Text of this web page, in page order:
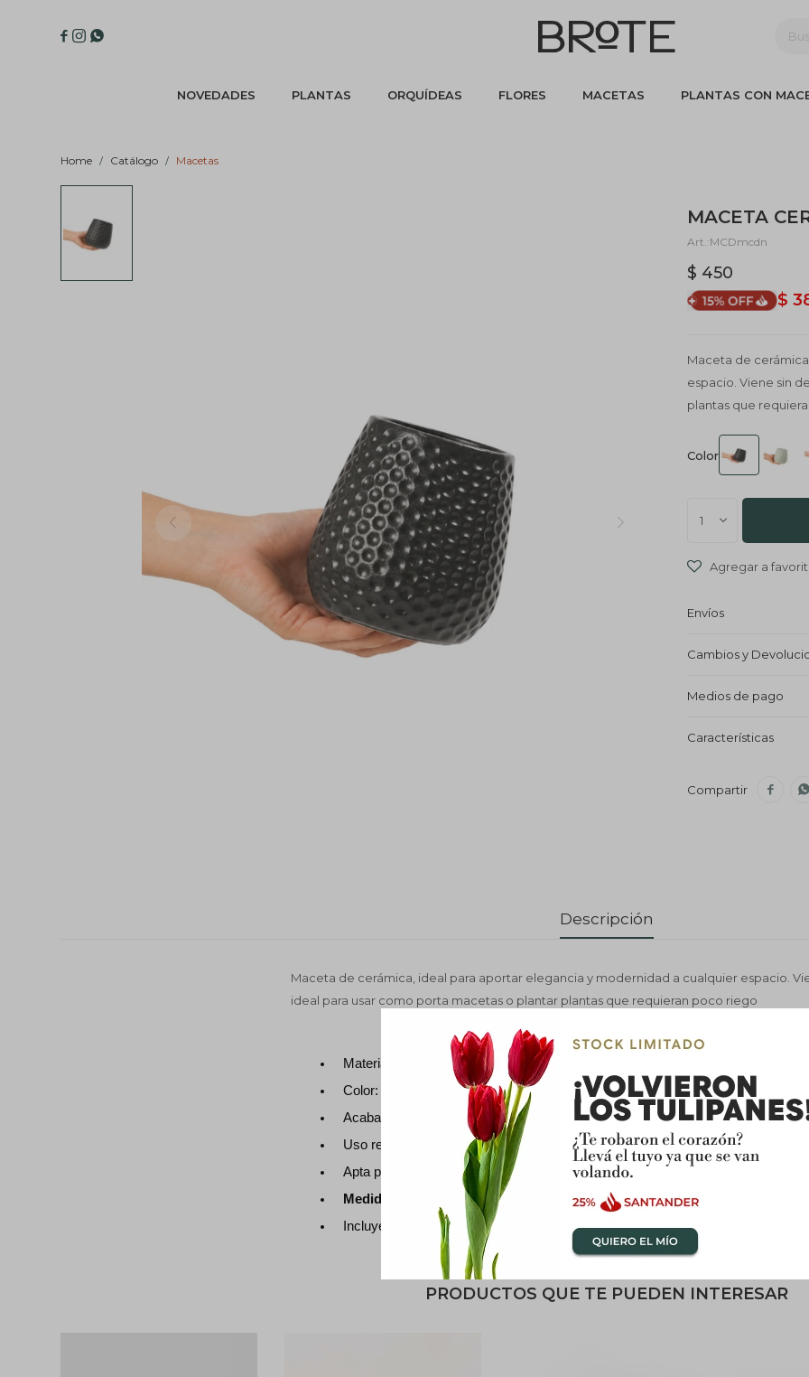
NOVEDADES PLANTAS ORQUÍDEAS FLORES MACETAS PLANTAS CON
  
Home Catálogo Macetas
MACETA
MCDmcdn
$ 450
$
Maceta de
espacio. Viene sin
plantas que
Color
1
Envíos
Cambios y
Medios de pago
Características
 
Descripción
Maceta de cerámica, ideal para aportar elegancia y modernidad a cualquier espacio.
ideal para usar como porta macetas o plantar plantas que requieran poco riego
Material: Cerámica
Color: Blanco, Negro, Verde
Acabado: Mate
Uso recomendado: Porta maceta
Apta para: Interior o Exterior
Medidas: 9x12 CM
Incluye drenaje: No.
PRODUCTOS QUE TE PUEDEN INTERESAR